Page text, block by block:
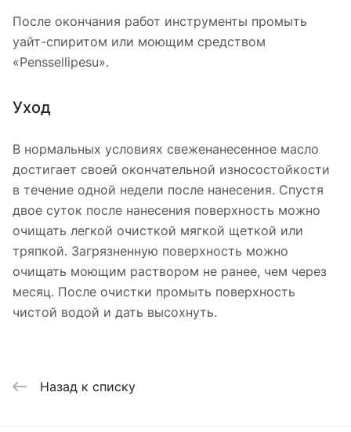
После окончания работ инструменты промыть
уайт-спиритом или моющим средством
«Penssellipesu».
Уход
В нормальных условиях свеженанесенное масло
достигает своей окончательной износостойкости
в течение одной недели после нанесения. Спустя
двое суток после нанесения поверхность можно
очищать легкой очисткой мягкой щеткой или
тряпкой. Загрязненную поверхность можно
очищать моющим раствором не ранее, чем через
месяц. После очистки промыть поверхность
чистой водой и дать высохнуть.
Назад к списку